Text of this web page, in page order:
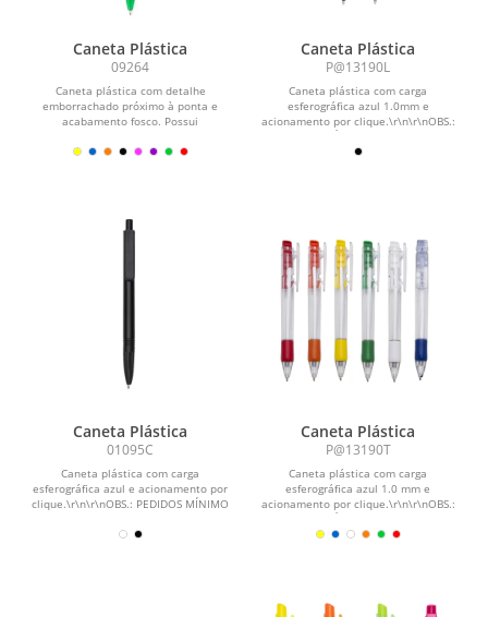
Caneta Plástica
09264
Caneta plástica com detalhe
emborrachado próximo à ponta e
acabamento fosco. Possui
Caneta Plástica
P@13190L
Caneta plástica com carga
esferográfica azul 1.0mm e
acionamento por clique.\r\n\r\nOBS.:
Caneta Plástica
01095C
Caneta plástica com carga
esferográfica azul e acionamento por
clique.\r\n\r\nOBS.: PEDIDOS MÍNIMO
Caneta Plástica
P@13190T
Caneta plástica com carga
esferográfica azul 1.0 mm e
acionamento por clique.\r\n\r\nOBS.: